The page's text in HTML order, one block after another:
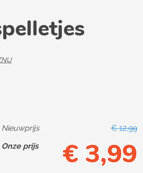
Nieuwprijs
€ 12,99
Onze prijs
€ 3,99